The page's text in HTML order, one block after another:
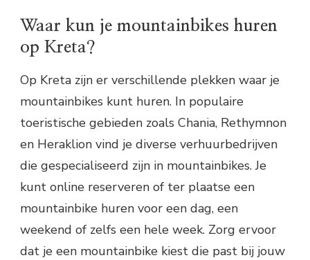
Waar kun je mountainbikes huren
op Kreta?
Op Kreta zijn er verschillende plekken waar je
mountainbikes kunt huren. In populaire
toeristische gebieden zoals Chania, Rethymnon
en Heraklion vind je diverse verhuurbedrijven
die gespecialiseerd zijn in mountainbikes. Je
kunt online reserveren of ter plaatse een
mountainbike huren voor een dag, een
weekend of zelfs een hele week. Zorg ervoor
dat je een mountainbike kiest die past bij jouw